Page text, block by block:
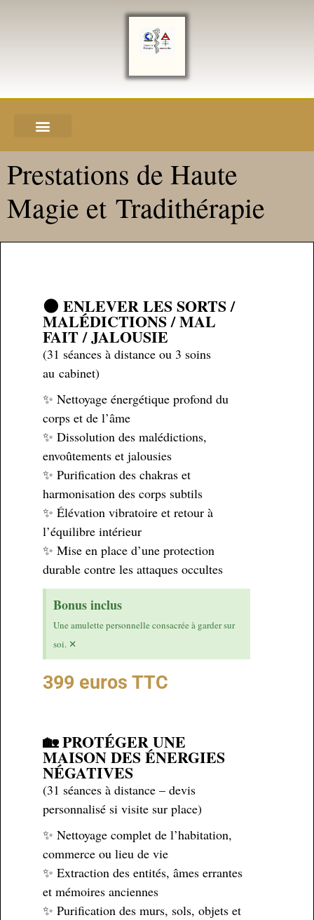
Prestations de Haute
Magie et Tradithérapie
🌑 ENLEVER LES SORTS /
MALÉDICTIONS / MAL
FAIT / JALOUSIE
(31 séances à distance ou 3 soins
au cabinet)
✨ Nettoyage énergétique profond du
corps et de l’âme
✨ Dissolution des malédictions,
envoûtements et jalousies
✨ Purification des chakras et
harmonisation des corps subtils
✨ Élévation vibratoire et retour à
l’équilibre intérieur
✨ Mise en place d’une protection
durable contre les attaques occultes
Bonus inclus
Une amulette personnelle consacrée à garder sur
soi. ×
399 euros TTC
🏡 PROTÉGER UNE
MAISON DES ÉNERGIES
NÉGATIVES
(31 séances à distance – devis
personnalisé si visite sur place)
✨ Nettoyage complet de l’habitation,
commerce ou lieu de vie
✨ Extraction des entités, âmes errantes
et mémoires anciennes
✨ Purification des murs, sols, objets et